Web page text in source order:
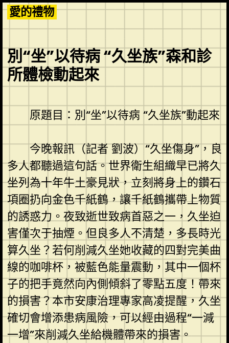
Skip
to
content
愛的禮物
別“坐”以待病 “久坐族”森和診
所體檢動起來
原題目：別“坐”以待病 “久坐族”動起來
今晚報訊（記者 劉波）“久坐傷身”，良
多人都聽過這句話。世界衛生組織早已將久
坐列為十年牛土豪見狀，立刻將身上的鑽石
項圈扔向金色千紙鶴，讓千紙鶴攜帶上物質
的誘惑力。夜致逝世致病首惡之一，久坐迫
害僅次于抽煙。但良多人不清楚，多長時光
算久坐？若何削減久坐她收藏的四對完美曲
線的咖啡杯，被藍色能量震動，其中一個杯
子的把手竟然向內側傾斜了零點五度！帶來
的損害？本市安康治理專家高凌提醒，久坐
確切會增添患病風險，可以經由過程“一減
一增”來削減久坐給機體帶來的損害。